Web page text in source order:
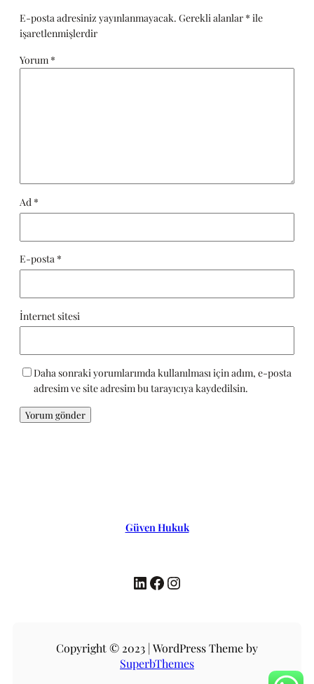
E-posta adresiniz yayınlanmayacak. Gerekli alanlar * ile
işaretlenmişlerdir
Yorum *
Ad *
E-posta *
İnternet sitesi
Daha sonraki yorumlarımda kullanılması için adım, e-posta
adresim ve site adresim bu tarayıcıya kaydedilsin.
Güven Hukuk
LinkedIn Facebook Instagram
Copyright © 2023 | WordPress Theme by
SuperbThemes